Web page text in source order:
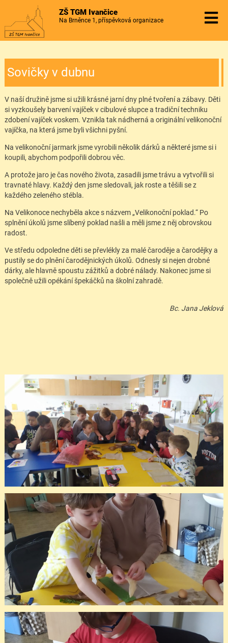
ZŠ TGM Ivančice
Na Brněnce 1, příspěvková organizace
Sovičky v dubnu
V naší družině jsme si užili krásné jarní dny plné tvoření a zábavy. Děti
si vyzkoušely barvení vajíček v cibulové slupce a tradiční techniku
zdobení vajíček voskem. Vznikla tak nádherná a originální velikonoční
vajíčka, na která jsme byli všichni pyšní.
Na velikonoční jarmark jsme vyrobili několik dárků a některé jsme si i
koupili, abychom podpořili dobrou věc.
A protože jaro je čas nového života, zasadili jsme trávu a vytvořili si
travnaté hlavy. Každý den jsme sledovali, jak roste a těšili se z
každého zeleného stébla.
Na Velikonoce nechyběla akce s názvem „Velikonoční poklad.“ Po
splnění úkolů jsme slíbený poklad našli a měli jsme z něj obrovskou
radost.
Ve středu odpoledne děti se převlékly za malé čaroděje a čarodějky a
pustily se do plnění čarodějnických úkolů. Odnesly si nejen drobné
dárky, ale hlavně spoustu zážitků a dobré nálady. Nakonec jsme si
společně užili opékání špekáčků na školní zahradě.
Bc. Jana Jeklová